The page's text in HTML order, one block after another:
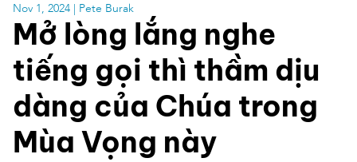
Nov 1, 2024 | Pete Burak
Mở lòng lắng nghe
tiếng gọi thì thầm dịu
dàng của Chúa trong
Mùa Vọng này